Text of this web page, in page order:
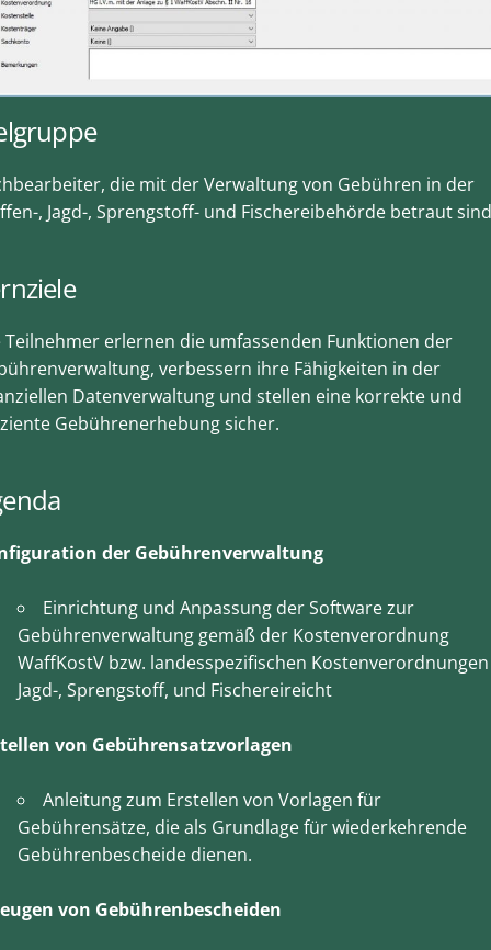
die mit der Verwaltung von Gebühren in der
, Jagd-, Sprengstoff- und Fischereibehörde betraut
Teilnehmer erlernen die umfassenden Funktionen der
verbessern ihre Fähigkeiten in der
Datenverwaltung und stellen eine korrekte und
Gebührenerhebung sicher.
der Gebührenverwaltung
Einrichtung und Anpassung der Software zur
Gebührenverwaltung gemäß der Kostenverordnung
WaffKostV bzw. landesspezifischen
Jagd-, Sprengstoff, und Fischereireicht
von Gebührensatzvorlagen
Anleitung zum Erstellen von Vorlagen für
Gebührensätze, die als Grundlage für wiederkehrende
Gebührenbescheide dienen.
von Gebührenbescheiden